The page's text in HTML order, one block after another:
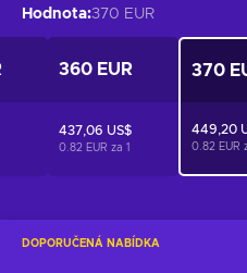
DOPORUČENÁ NABÍDKA
Hodnota:370 EUR
360 EUR
437,06 US$
0.82 EUR za 1
370
449,20
0.82 EUR